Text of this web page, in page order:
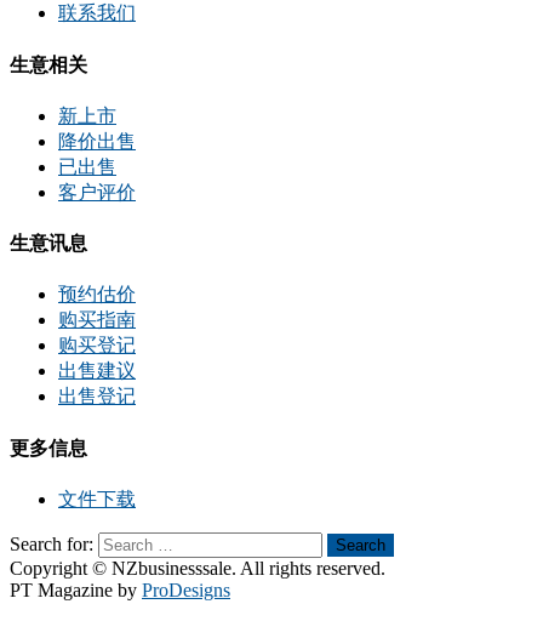
联系我们
生意相关
新上市
降价出售
已出售
客户评价
生意讯息
预约估价
购买指南
购买登记
出售建议
出售登记
更多信息
文件下载
Search for: Search
Copyright © NZbusinesssale. All rights reserved.
PT Magazine by ProDesigns